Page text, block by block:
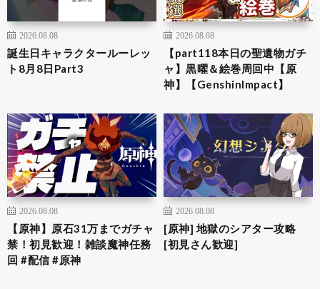
2026.08.08
誕生日キャラクタールーレッ
ト8月8日Part3
2026.08.08
【part118本日の聖遺物ガチ
ャ】黒曜＆絵巻周回中【原
神】【GenshinImpact】
2026.08.08
【原神】原石31万までガチャ
禁！初見歓迎！雑談魔神任務
回 #配信 #原神
2026.08.08
[原神] 地獄のシアター攻略
[初見さん歓迎]